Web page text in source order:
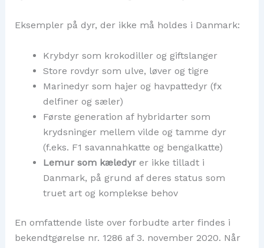
Eksempler på dyr, der ikke må holdes i Danmark:
Krybdyr som krokodiller og giftslanger
Store rovdyr som ulve, løver og tigre
Marinedyr som hajer og havpattedyr (fx
delfiner og sæler)
Første generation af hybridarter som
krydsninger mellem vilde og tamme dyr
(f.eks. F1 savannahkatte og bengalkatte)
Lemur som kæledyrer ikke tilladt i
Danmark, på grund af deres status som
truet art og komplekse behov
En omfattende liste over forbudte arter findes i
bekendtgørelse nr. 1286 af 3. november 2020. Når